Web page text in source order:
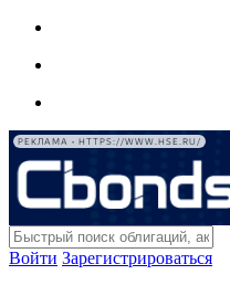
РЕКЛАМА • HTTPS://WWW.HSE.RU/
Войти Зарегистрироваться